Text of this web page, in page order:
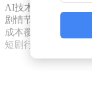
AI技术实现内容本
剧情节奏、人物设
成本覆盖更广受众
短剧行业的全球化竞